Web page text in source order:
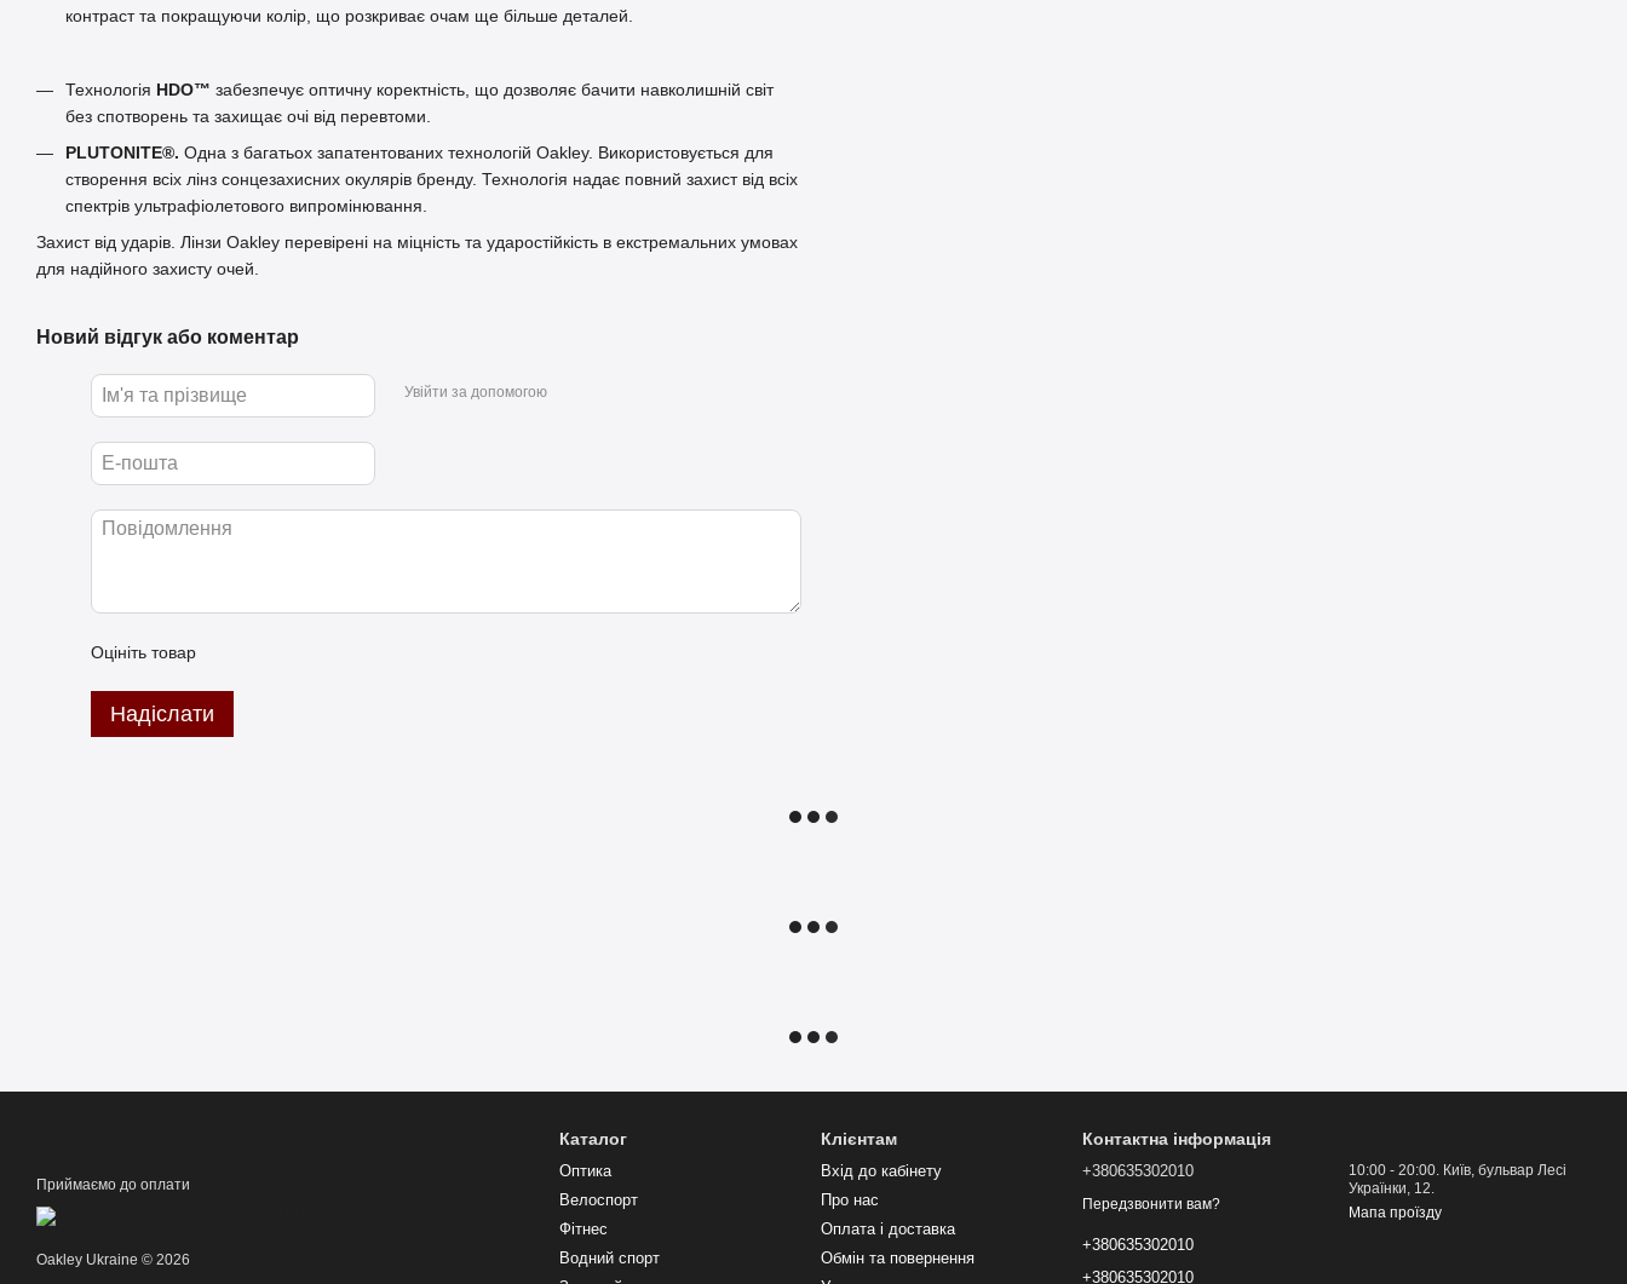
контраст та покращуючи колір, що розкриває очам ще більше деталей.
Технологія HDO™ забезпечує оптичну коректність, що дозволяє бачити навколишній світ
без спотворень та захищає очі від перевтоми.
PLUTONITE®. Одна з багатьох запатентованих технологій Oakley. Використовується для
створення всіх лінз сонцезахисних окулярів бренду. Технологія надає повний захист від всіх
спектрів ультрафіолетового випромінювання.
Захист від ударів. Лінзи Oakley перевірені на міцність та ударостійкість в екстремальних умовах
для надійного захисту очей.
Новий відгук або коментар
Увійти за допомогою
Оцініть товар
Надіслати
Приймаємо до оплати
Oakley Ukraine © 2026
Каталог
Оптика
Велоспорт
Фітнес
Водний спорт
Клієнтам
Вхід до кабінету
Про нас
Оплата і доставка
Обмін та повернення
Контактна інформація
+380635302010
Передзвонити вам?
+380635302010
+380635302010
10:00 - 20:00. Київ, бульвар Лесі
Українки, 12.
Мапа проїзду